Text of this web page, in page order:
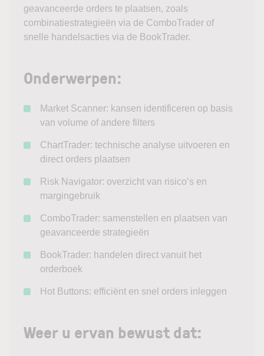
geavanceerde orders te plaatsen, zoals
combinatiestrategieën via de ComboTrader of
snelle handelsacties via de BookTrader.
Onderwerpen:
Market Scanner: kansen identificeren op basis
van volume of andere filters
ChartTrader: technische analyse uitvoeren en
direct orders plaatsen
Risk Navigator: overzicht van risico’s en
margingebruik
ComboTrader: samenstellen en plaatsen van
geavanceerde strategieën
BookTrader: handelen direct vanuit het
orderboek
Hot Buttons: efficiënt en snel orders inleggen
Weer u ervan bewust dat: